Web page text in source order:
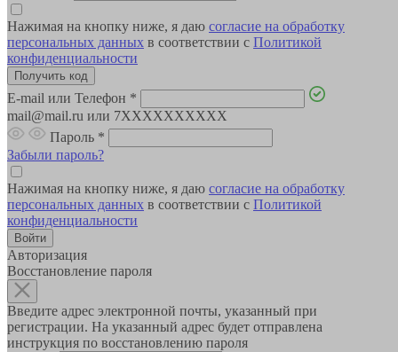
Нажимая на кнопку ниже, я даю согласие на обработку
персональных данных в соответствии с Политикой
конфиденциальности
E-mail или Телефон *
mail@mail.ru или 7XXXXXXXXXX
Пароль *
Забыли пароль?
Нажимая на кнопку ниже, я даю согласие на обработку
персональных данных в соответствии с Политикой
конфиденциальности
Авторизация
Восстановление пароля
Введите адрес электронной почты, указанный при
регистрации. На указанный адрес будет отправлена
инструкция по восстановлению пароля